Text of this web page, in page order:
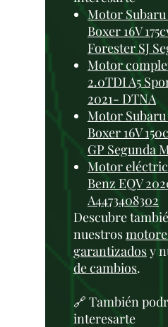
Motor Subaru
Boxer 16V
Forester SJ
Motor
2.0TDI A5
2021- DTNA
Motor Subaru
Boxer 16V
GP Segunda
Motor
Benz EQV
A4473408302
Descubre
nuestros
garantizadosy
de cambios.
🔗 También
interesarte